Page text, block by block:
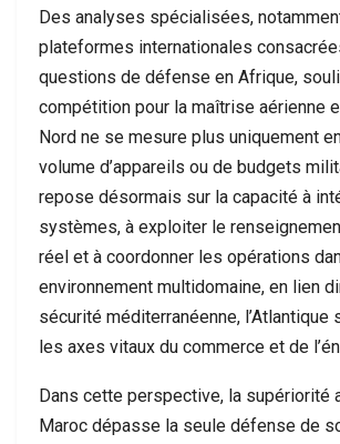
Des analyses spécialisées,
plateformes internationales
questions de défense en Afrique,
compétition pour la maîtrise aérienne
Nord ne se mesure plus uniquement
volume d’appareils ou de budgets
repose désormais sur la capacité à
systèmes, à exploiter le
réel et à coordonner les opérations
environnement multidomaine, en lien
sécurité méditerranéenne, l’Atlantique
les axes vitaux du commerce et de
Dans cette perspective, la supériorité
Maroc dépasse la seule défense de